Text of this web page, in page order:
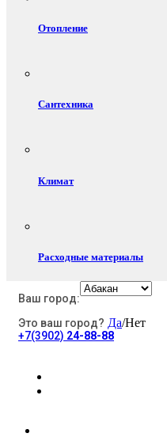
Отопление
Сантехника
Климат
Расходные материалы
Электротовары
Ваш город:
Это ваш город? Да/Нет
+7(3902) 24-88-88